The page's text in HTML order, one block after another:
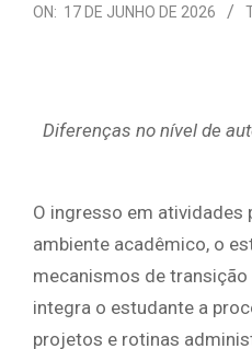
ON: 17 DE JUNHO DE 2026
Diferenças no nível de
O ingresso em
ambiente acadêmico, o
mecanismos de
integra o estudante a
projetos e rotinas